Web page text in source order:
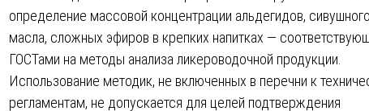
определение массовой концентрации альдегидов, сивушного
масла, сложных эфиров в крепких напитках —
ГОСТами на методы анализа ликероводочной продукции.
Использование методик, не включенных в перечни к
регламентам, не допускается для целей подтверждения